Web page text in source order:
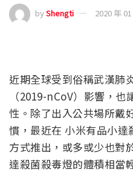
byShengti 2020 年
近期全球受到俗稱武漢肺
（2019-nCoV）影響，
性。除了出入公共場所戴
慣，最近在 小米有品小
方式推出，或多或少也對
達殺菌殺毒燈的體積相當